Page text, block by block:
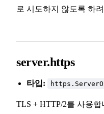
로 시도하지 않도록 하
server.https
타입:
TLS + HTTP/2를 사용합